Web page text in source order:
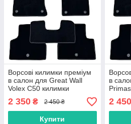
Ворсові килимки преміум
в салон для Great Wall
Volex C50 килимки
2 350 ₴ 2 450 ₴
Купити
в
2 450